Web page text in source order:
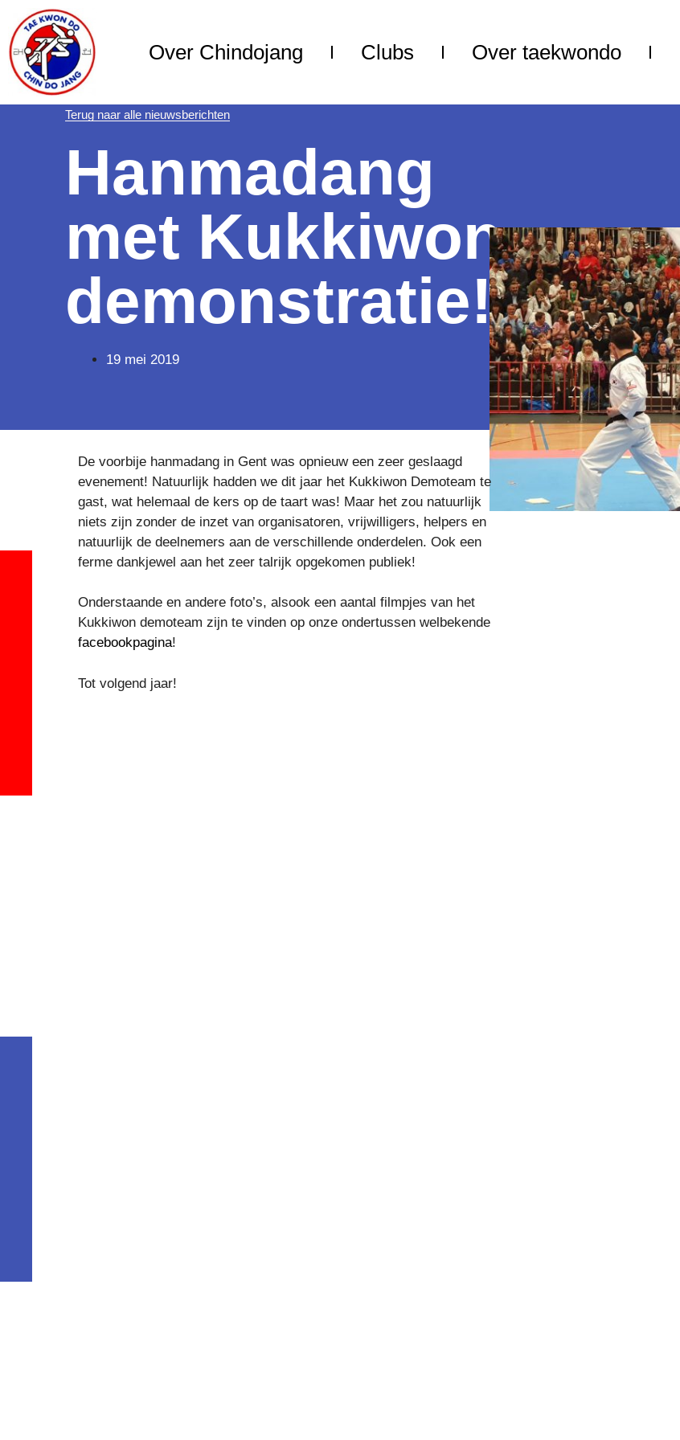
Over Chindojang Clubs Over taekwondo
Terug naar alle nieuwsberichten
Hanmadang
met Kukkiwon
demonstratie!
19 mei 2019
De voorbije hanmadang in Gent was opnieuw een zeer geslaagd
evenement! Natuurlijk hadden we dit jaar het Kukkiwon Demoteam te
gast, wat helemaal de kers op de taart was! Maar het zou natuurlijk
niets zijn zonder de inzet van organisatoren, vrijwilligers, helpers en
natuurlijk de deelnemers aan de verschillende onderdelen. Ook een
ferme dankjewel aan het zeer talrijk opgekomen publiek!
Onderstaande en andere foto’s, alsook een aantal filmpjes van het
Kukkiwon demoteam zijn te vinden op onze ondertussen welbekende
facebookpagina!
Tot volgend jaar!